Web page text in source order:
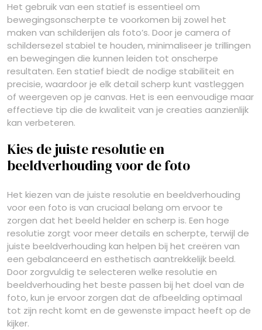
Het gebruik van een statief is essentieel om
bewegingsonscherpte te voorkomen bij zowel het
maken van schilderijen als foto’s. Door je camera of
schildersezel stabiel te houden, minimaliseer je trillingen
en bewegingen die kunnen leiden tot onscherpe
resultaten. Een statief biedt de nodige stabiliteit en
precisie, waardoor je elk detail scherp kunt vastleggen
of weergeven op je canvas. Het is een eenvoudige maar
effectieve tip die de kwaliteit van je creaties aanzienlijk
kan verbeteren.
Kies de juiste resolutie en
beeldverhouding voor de foto
Het kiezen van de juiste resolutie en beeldverhouding
voor een foto is van cruciaal belang om ervoor te
zorgen dat het beeld helder en scherp is. Een hoge
resolutie zorgt voor meer details en scherpte, terwijl de
juiste beeldverhouding kan helpen bij het creëren van
een gebalanceerd en esthetisch aantrekkelijk beeld.
Door zorgvuldig te selecteren welke resolutie en
beeldverhouding het beste passen bij het doel van de
foto, kun je ervoor zorgen dat de afbeelding optimaal
tot zijn recht komt en de gewenste impact heeft op de
kijker.